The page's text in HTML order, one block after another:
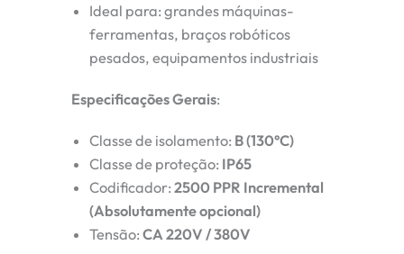
Ideal para: grandes máquinas-
ferramentas, braços robóticos
pesados, equipamentos industriais
Especificações Gerais:
Classe de isolamento: B (130°C)
Classe de proteção: IP65
Codificador: 2500 PPR Incremental
(Absolutamente opcional)
Tensão: CA 220V / 380V